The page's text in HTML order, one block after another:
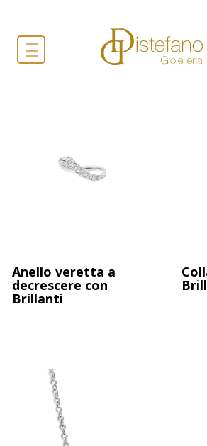
Anello veretta a
decrescere con
Brillanti